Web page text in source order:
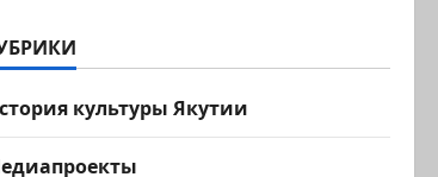
культуры Якутии